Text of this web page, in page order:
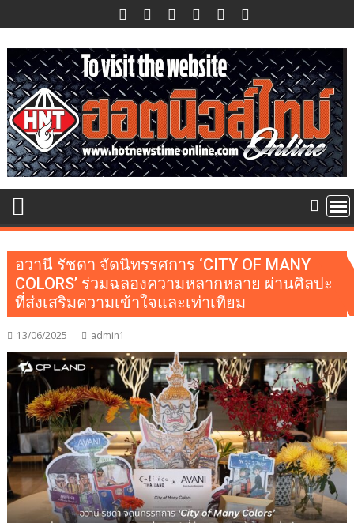
to
content
อวานี รัชดา จัดนิทรรศการ ‘CITY OF MANY
COLORS’ ร่วมฉลองความหลากหลาย ผ่านศิลปะ
ที่ส่งเสริมความเข้าใจและเท่าเทียม
13/06/2025 admin1